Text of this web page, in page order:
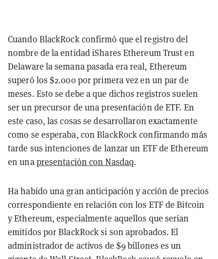
Cuando BlackRock confirmó que el registro del
nombre de la entidad iShares Ethereum Trust en
Delaware la semana pasada era real, Ethereum
superó los $2.000 por primera vez en un par de
meses. Esto se debe a que dichos registros suelen
ser un precursor de una presentación de ETF. En
este caso, las cosas se desarrollaron exactamente
como se esperaba, con BlackRock confirmando más
tarde sus intenciones de lanzar un ETF de Ethereum
en unapresentación con Nasdaq.
Ha habido una gran anticipación y acción de precios
correspondiente en relación con los ETF de Bitcoin
y Ethereum, especialmente aquellos que serían
emitidos por BlackRock si son aprobados. El
administrador de activos de $9 billones es un